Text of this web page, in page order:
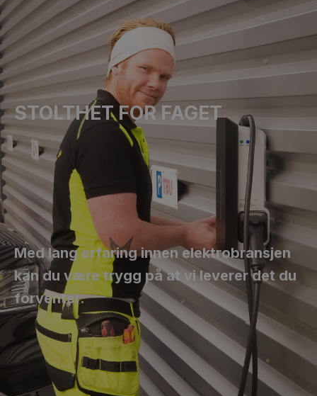
STOLTHET FOR FAGET
Med lang erfaring innen elektrobransjen
kan du være trygg på at vi leverer det du
forventer.